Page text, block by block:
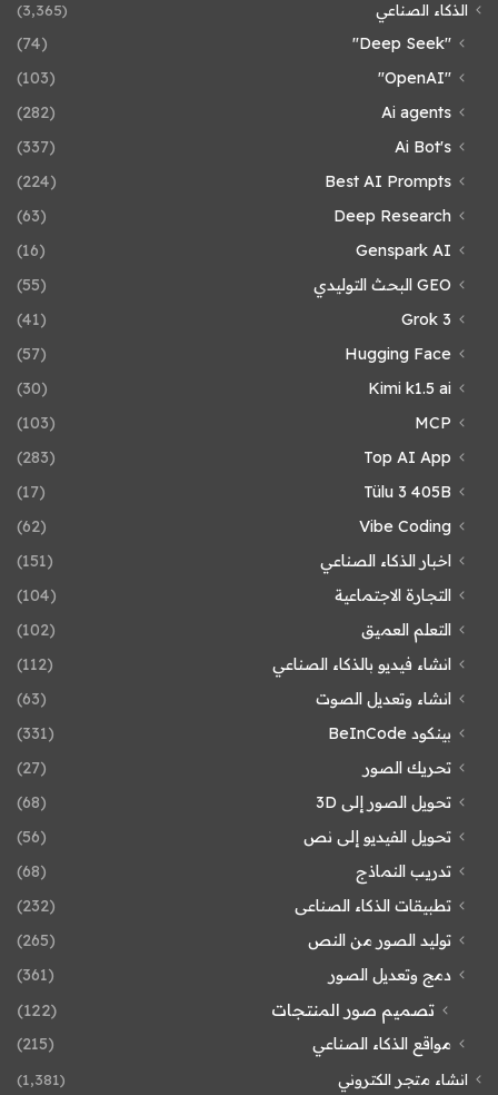
الذكاء الصناعي (3٬365)
"Deep Seek"
(74)
"OpenAI"
(103)
Ai agents
(282)
Ai Bot's
(337)
Best AI Prompts
(224)
Deep Research
(63)
Genspark AI
(16)
GEO البحث التوليدي
(55)
Grok 3
(41)
Hugging Face
(57)
Kimi k1.5 ai
(30)
MCP
(103)
Top AI App
(283)
Tülu 3 405B
(17)
Vibe Coding
(62)
اخبار الذكاء الصناعي
(151)
التجارة الاجتماعية
(104)
التعلم العميق
(102)
انشاء فيديو بالذكاء الصناعي
(112)
انشاء وتعديل الصوت
(63)
بينكود BeInCode
(331)
تحريك الصور
(27)
تحويل الصور إلى 3D
(68)
تحويل الفيديو إلى نص
(56)
تدريب النماذج
(68)
تطبيقات الذكاء الصناعى
(232)
توليد الصور من النص
(265)
دمج وتعديل الصور
(361)
تصميم صور المنتجات (122)
مواقع الذكاء الصناعي (215)
انشاء متجر الكتروني (1٬381)